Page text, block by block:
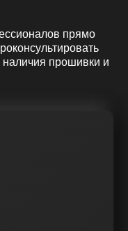
прямо
прошивки и